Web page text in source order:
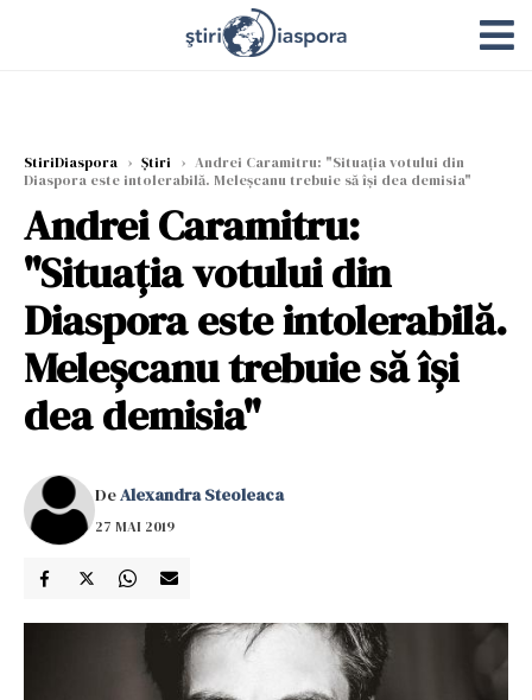
StiriDiaspora › Știri › Andrei Caramitru: "Situația votului din
Diaspora este intolerabilă. Meleșcanu trebuie să își dea demisia"
Andrei Caramitru:
"Situația votului din
Diaspora este intolerabilă.
Meleșcanu trebuie să își
dea demisia"
DeAlexandra Steoleaca
27 MAI 2019